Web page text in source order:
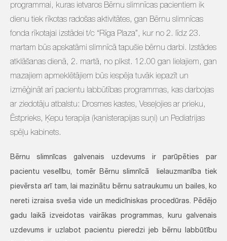
programmai, kuras ietvaros Bērnu slimnīcas pacientiem ik
dienu tiek rīkotas radošas aktivitātes, gan Bērnu slimnīcas
fonda rīkotajai izstādei t/c “Rīga Plaza”, kur no 2. līdz 23.
martam būs apskatāmi slimnīcā tapušie bērnu darbi. Izstādes
atklāšanas dienā, 2. martā, no plkst. 12.00 gan lielajiem, gan
mazajiem apmeklētājiem būs iespēja tuvāk iepazīt un
izmēģināt arī pacientu labbūtības programmas, kas darbojas
ar ziedotāju atbalstu: Drosmes kastes, Veseļojies ar prieku,
Ēstprieks, Ķepu terapija (kanisterapijas suņi) un Pediatrijas
spēļu kabinets.
Bērnu slimnīcas galvenais uzdevums ir parūpēties par
pacientu veselību, tomēr Bērnu slimnīcā lielauzmanība tiek
pievērsta arī tam, lai mazinātu bērnu satraukumu un bailes, ko
nereti izraisa sveša vide un medicīniskas procedūras. Pēdējo
gadu laikā izveidotas vairākas programmas, kuru galvenais
uzdevums ir uzlabot pacientu pieredzi jeb bērnu labbūtību